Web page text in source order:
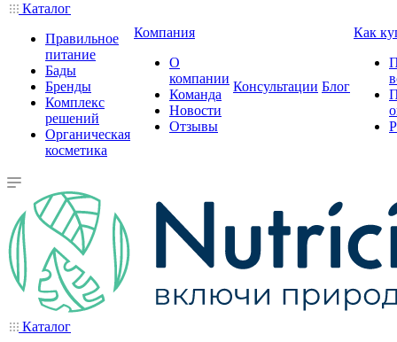
Каталог
Правильное
питание
Бады
Бренды
Комплекс
решений
Органическая
косметика
Компания
О
компании
Команда
Новости
Отзывы
Консультации Блог
Как
Каталог